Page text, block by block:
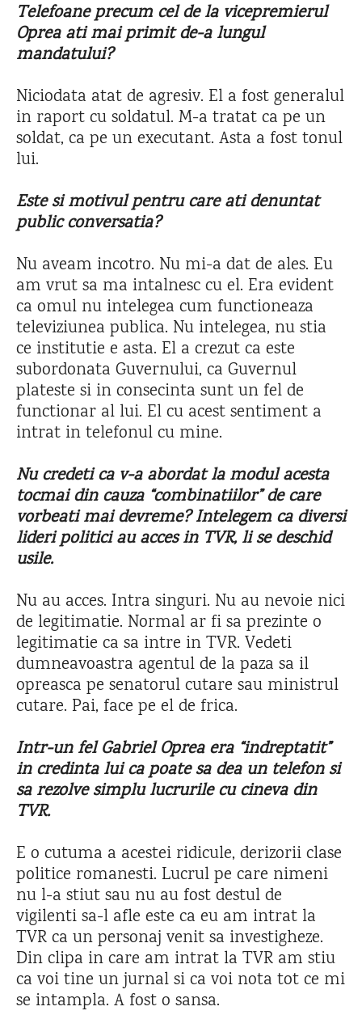
Telefoane precum cel de la vicepremierul
Oprea ati mai primit de-a lungul
mandatului?
Niciodata atat de agresiv. El a fost generalul
in raport cu soldatul. M-a tratat ca pe un
soldat, ca pe un executant. Asta a fost tonul
lui.
Este si motivul pentru care ati denuntat
public conversatia?
Nu aveam incotro. Nu mi-a dat de ales. Eu
am vrut sa ma intalnesc cu el. Era evident
ca omul nu intelegea cum functioneaza
televiziunea publica. Nu intelegea, nu stia
ce institutie e asta. El a crezut ca este
subordonata Guvernului, ca Guvernul
plateste si in consecinta sunt un fel de
functionar al lui. El cu acest sentiment a
intrat in telefonul cu mine.
Nu credeti ca v-a abordat la modul acesta
tocmai din cauza “combinatiilor” de care
vorbeati mai devreme? Intelegem ca diversi
lideri politici au acces in TVR, li se deschid
usile.
Nu au acces. Intra singuri. Nu au nevoie nici
de legitimatie. Normal ar fi sa prezinte o
legitimatie ca sa intre in TVR. Vedeti
dumneavoastra agentul de la paza sa il
opreasca pe senatorul cutare sau ministrul
cutare. Pai, face pe el de frica.
Intr-un fel Gabriel Oprea era “indreptatit”
in credinta lui ca poate sa dea un telefon si
sa rezolve simplu lucrurile cu cineva din
TVR.
E o cutuma a acestei ridicule, derizorii clase
politice romanesti. Lucrul pe care nimeni
nu l-a stiut sau nu au fost destul de
vigilenti sa-l afle este ca eu am intrat la
TVR ca un personaj venit sa investigheze.
Din clipa in care am intrat la TVR am stiu
ca voi tine un jurnal si ca voi nota tot ce mi
se intampla. A fost o sansa.